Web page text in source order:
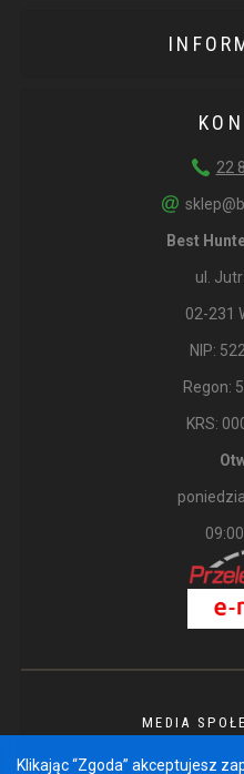
22
Best
ul.
02-231
NIP:
Regon:
KRS:
MEDIA
Klikając “Zgoda” akceptujesz